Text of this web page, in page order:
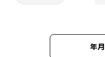
年